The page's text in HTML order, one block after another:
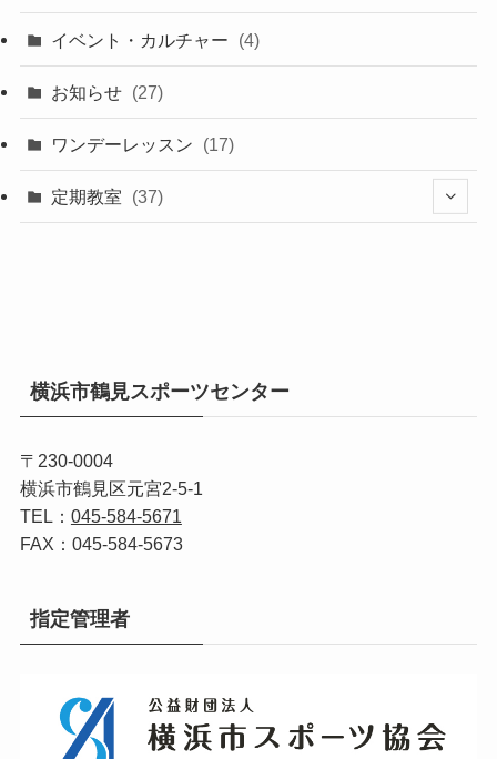
イベント・カルチャー (4)
お知らせ (27)
ワンデーレッスン (17)
定期教室 (37)
(1)
(13)
横浜市鶴見スポーツセンター
〒230-0004
横浜市鶴見区元宮2-5-1
TEL： 045-584-5671
FAX：045-584-5673
指定管理者